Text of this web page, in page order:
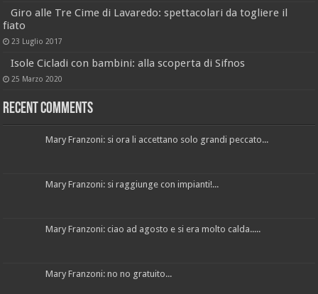
Giro alle Tre Cime di Lavaredo: spettacolari da togliere il
fiato
23 Luglio 2017
Isole Cicladi con bambini: alla scoperta di Sifnos
25 Marzo 2020
Recent Comments
Mary Franzoni: si ora li accettano solo grandi peccato...
Mary Franzoni: si raggiunge con impianti!...
Mary Franzoni: ciao ad agosto e si era molto calda.....
Mary Franzoni: no no gratuito...